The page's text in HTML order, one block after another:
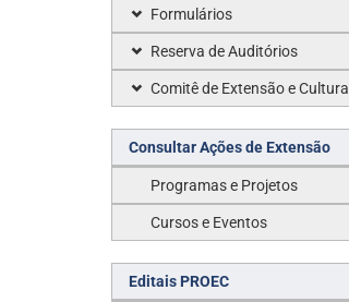
Formulários
Reserva de Auditórios
Comitê de Extensão e Cultura
Consultar Ações de Extensão
Programas e Projetos
Cursos e Eventos
Editais PROEC